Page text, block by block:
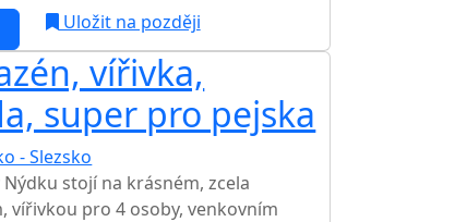
Uložit na později
vířivka,
super pro pejska
- Slezsko
stojí na krásném, zcela
vířivkou pro 4 osoby, venkovním